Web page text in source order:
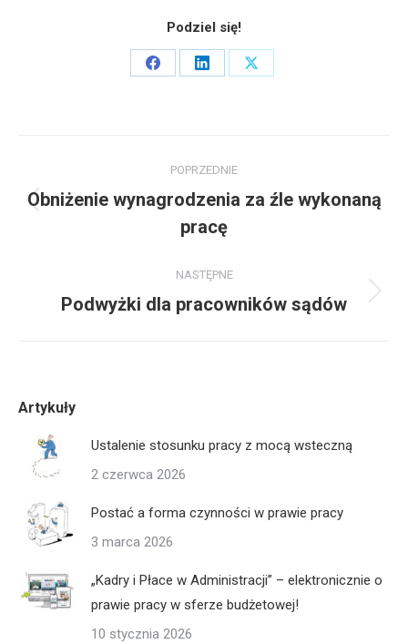
Podziel się!
Share
Share
Share
wpisów
POPRZEDNIE
Poprzedni
wpis:
Obniżenie wynagrodzenia za źle wykonaną
pracę
NASTĘPNE
Następny
Podwyżki dla pracowników sądów
Artykuły
Ustalenie stosunku pracy z mocą wsteczną
2 czerwca 2026
Postać a forma czynności w prawie pracy
3 marca 2026
„Kadry i Płace w Administracji” – elektronicznie o
prawie pracy w sferze budżetowej!
10 stycznia 2026